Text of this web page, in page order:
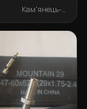
Кам'янець-Подільський